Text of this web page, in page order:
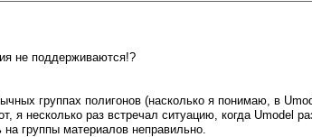
не поддерживаются!?
группах полигонов (насколько я понимаю, в
я несколько раз встречал ситуацию, когда Umodel
группы материалов неправильно.